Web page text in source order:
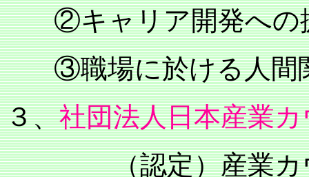
②キャリア開発への
③職場に於ける人間
３、社団法人日本産業
（認定）産業